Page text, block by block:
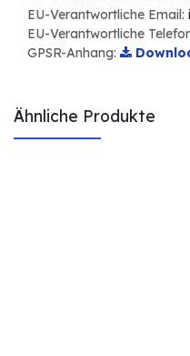
EU-Verantwortliche Email:
EU-Verantwortliche
GPSR-Anhang:
Ähnliche Produkte